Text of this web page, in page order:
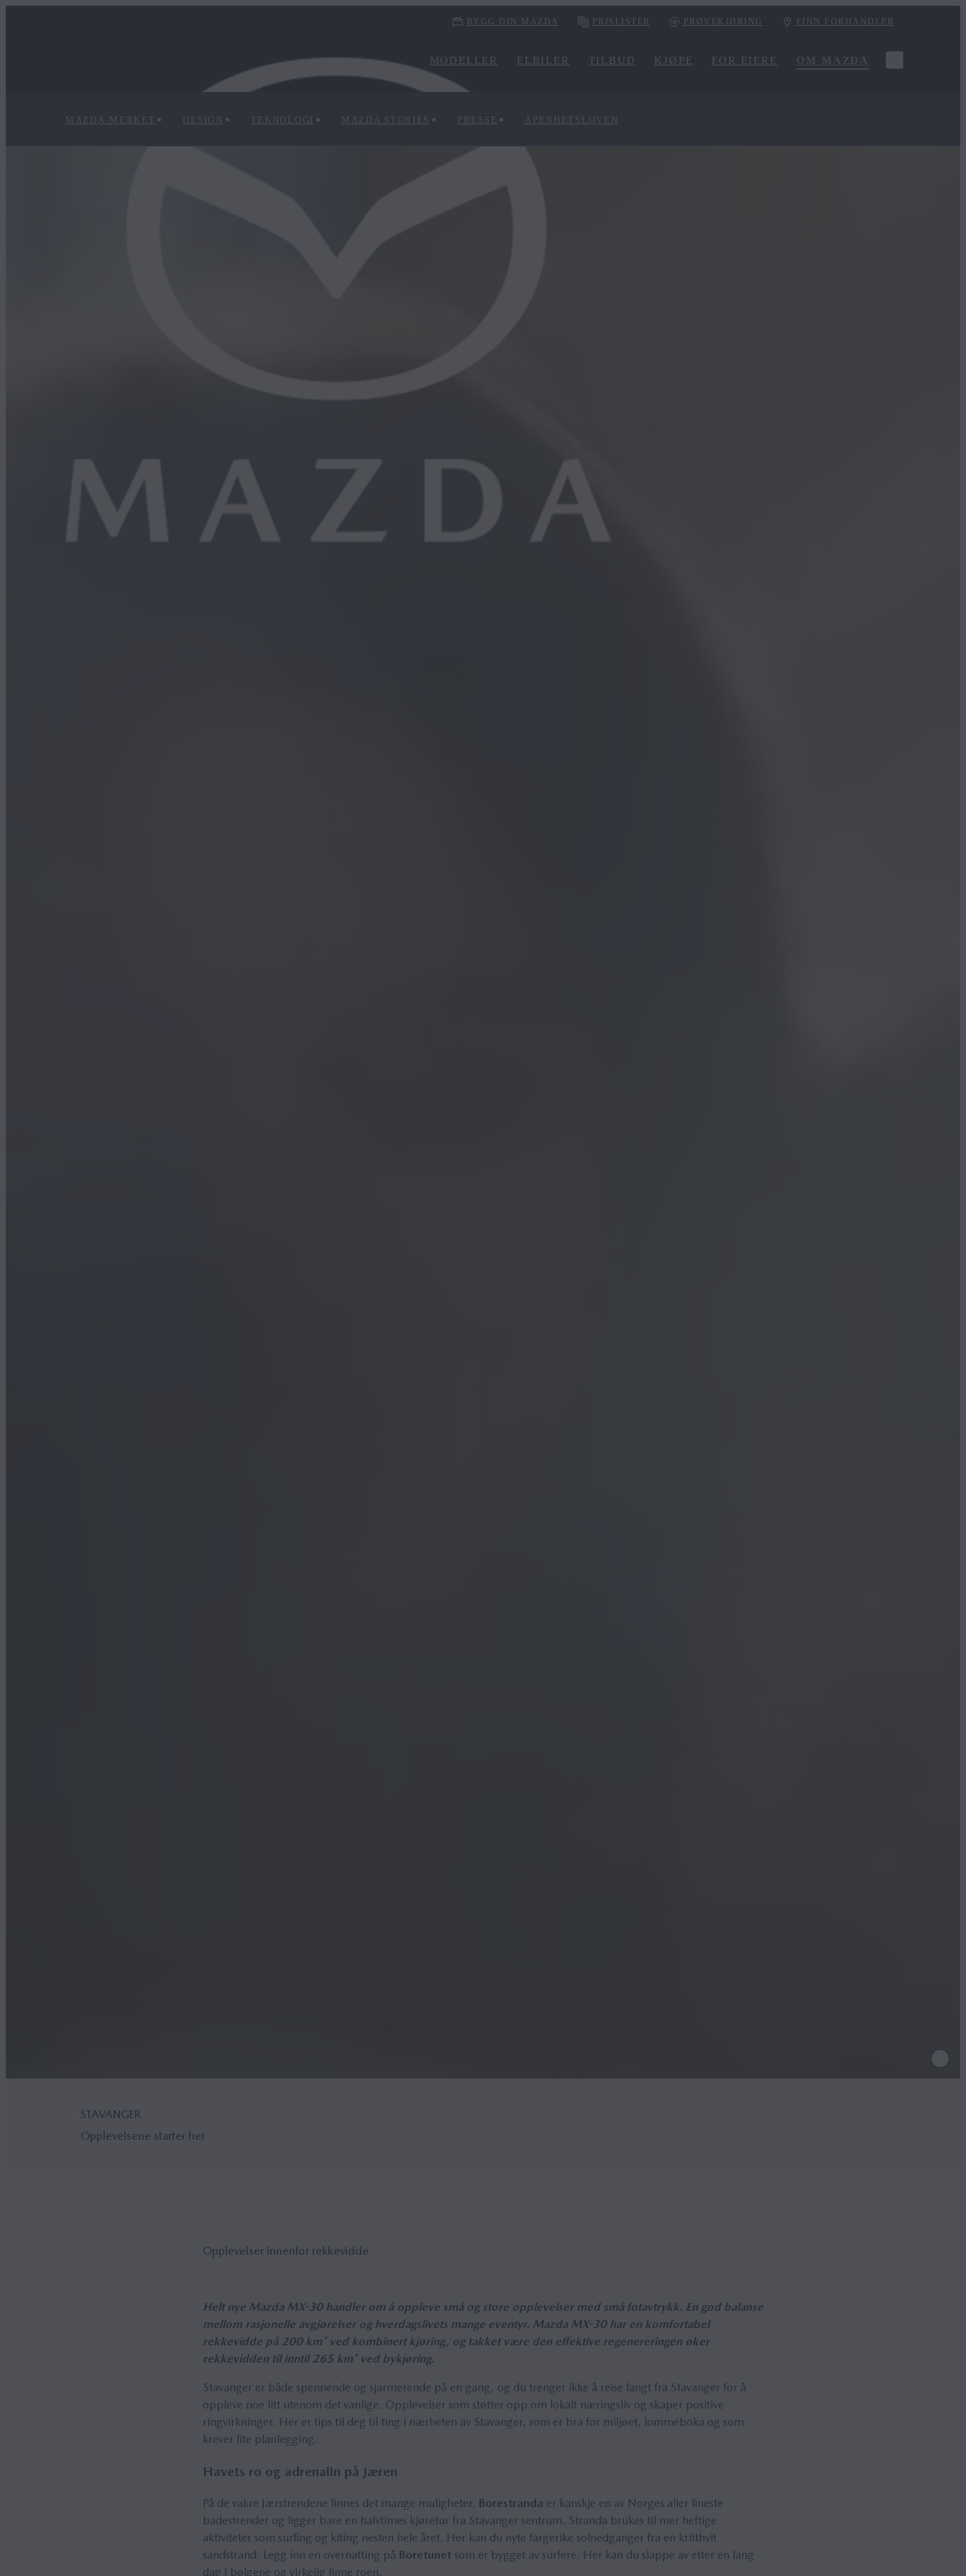
BYGG DIN MAZDA PRISLISTER PRØVEKJØRING FINN FORHANDLER
MODELLER ELBILER TILBUD KJØPE FOR EIERE OM MAZDA
MAZDA-MERKET DESIGN TEKNOLOGI MAZDA STORIES PRESSE ÅPENHETSLOVEN
STAVANGER
Opplevelsene starter her
Opp­le­vel­ser innen­for rekke­vid­de
Helt nye Mazda MX-30 handler om å oppleve små og store opplevelser med små fotavtrykk. En god balanse
mellom rasjonelle avgjørelser og hverdagslivets mange eventyr. Mazda MX-30 har en komfortabel
rekkevidde på 200 km* ved kombinert kjøring, og takket være den effektive regenereringen øker
rekkevidden til inntil 265 km* ved bykjøring.
Stavanger er både spennende og sjarmerende på en gang, og du trenger ikke å reise langt fra Stavanger for å
oppleve noe litt utenom det vanlige. Opplevelser som støtter opp om lokalt næringsliv og skaper positive
ringvirkninger. Her er tips til deg til ting i nærheten av Stavanger, som er bra for miljøet, lommeboka og som
krever lite planlegging.
Havets ro og adrenalin på Jæren
På de vakre Jærstrendene finnes det mange muligheter. Borestranda er kanskje en av Norges aller fineste
badestrender og ligger bare en halvtimes kjøretur fra Stavanger sentrum. Stranda brukes til mer heftige
aktiviteter som surfing og kiting nesten hele året. Her kan du nyte fargerike solnedganger fra en kritthvit
sandstrand. Legg inn en overnatting på Boretunet som er bygget av surfere. Her kan du slappe av etter en lang
dag i bølgene og virkelig finne roen.